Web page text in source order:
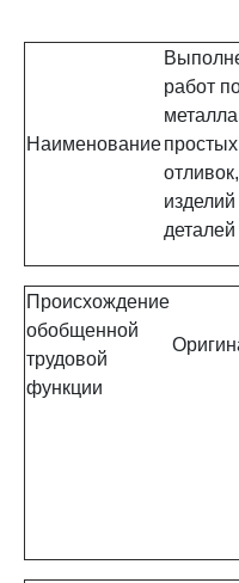
Наименование
работ
простых
отливок,
деталей
Происхождение
обобщенной
трудовой
функции